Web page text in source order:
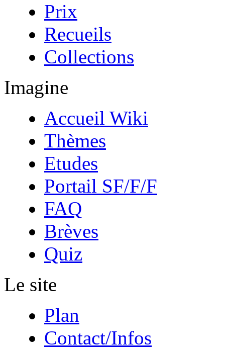
Prix
Recueils
Collections
Imagine
Accueil Wiki
Thèmes
Etudes
Portail SF/F/F
FAQ
Brèves
Quiz
Le site
Plan
Contact/Infos